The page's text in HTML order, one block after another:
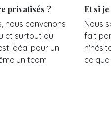
privatisés ?
nous convenons
et surtout du
idéal pour un
un team
Et si
Nous
fait
ce